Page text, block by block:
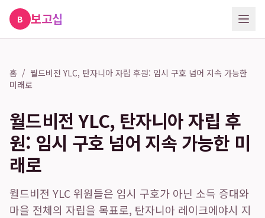
B 보고십
홈 / 월드비전 YLC, 탄자니아 자립 후원: 임시 구호 넘어 지속 가능한
미래로
월드비전 YLC, 탄자니아 자립 후
원: 임시 구호 넘어 지속 가능한 미
래로
월드비전 YLC 위원들은 임시 구호가 아닌 소득 증대와
마을 전체의 자립을 목표로, 탄자니아 레이크에야시 지